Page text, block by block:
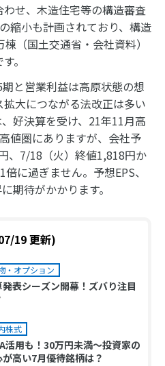
せ、木造住宅等の構造審査
縮小も計画されており、構造
（国土交通省・会社資料）
。
と営業利益は高原状態の想
大につながる法改正は多い
好決算を受け、21年11月高
値圏にありますが、会社予
、7/18（火）終値1,818円か
に過ぎません。予想EPS、
期待がかかります。
19 更新)
・オプション
発表シーズン開幕！ズバり注目
株式
活用も！30万円未満～投資家の
が高い7月優待銘柄は？